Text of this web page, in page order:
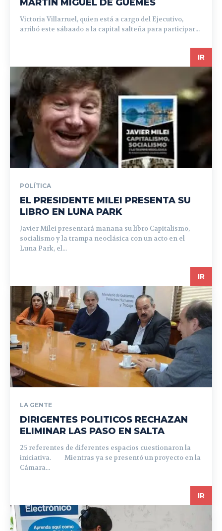
MARTIN MIGUEL DE GÜEMES
Victoria Villarruel, quien está a cargo del Ejecutivo,
arribó este sábaado a la capital salteña para participar...
IR
POLÍTICA
EL PRESIDENTE MILEI PRESENTA SU
LIBRO EN LUNA PARK
Javier Milei presentará mañana su libro Capitalismo,
socialismo y la trampa neoclásica con un acto en el
Luna Park, el...
IR
LA GENTE
DIRIGENTES POLITICOS RECHAZAN
ELIMINAR LAS PASO EN SALTA
25 referentes de diferentes espacios cuestionaron la
iniciativa. Mientras ya se presentó un proyecto en la
Cámara...
IR